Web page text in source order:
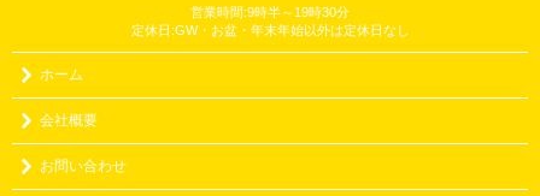
営業時間:9時半～19時30分
定休日:GW・お盆・年末年始以外は定休日なし
ホーム
会社概要
お問い合わせ